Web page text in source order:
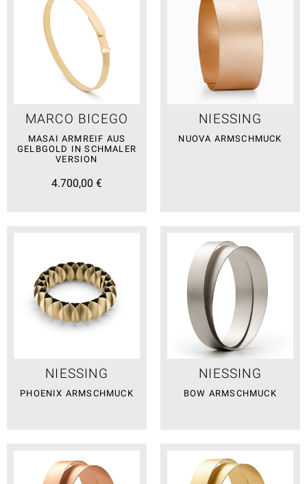
MARCO BICEGO
MASAI ARMREIF AUS
GELBGOLD IN SCHMALER
VERSION
4.700,00 €
NIESSING
NUOVA ARMSCHMUCK
NIESSING
PHOENIX ARMSCHMUCK
NIESSING
BOW ARMSCHMUCK